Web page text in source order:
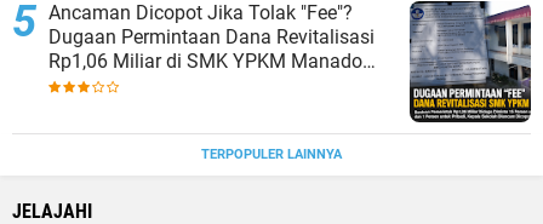
Ancaman Dicopot Jika Tolak "Fee"?
Dugaan Permintaan Dana Revitalisasi
Rp1,06 Miliar di SMK YPKM Manado
Berpotensi Terseret Kasus Tipikor
TERPOPULER LAINNYA
JELAJAHI